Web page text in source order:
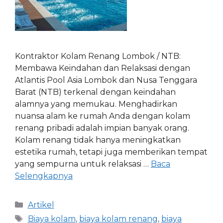
Kontraktor Kolam Renang Lombok / NTB:
Membawa Keindahan dan Relaksasi dengan
Atlantis Pool Asia Lombok dan Nusa Tenggara
Barat (NTB) terkenal dengan keindahan
alamnya yang memukau. Menghadirkan
nuansa alam ke rumah Anda dengan kolam
renang pribadi adalah impian banyak orang.
Kolam renang tidak hanya meningkatkan
estetika rumah, tetapi juga memberikan tempat
yang sempurna untuk relaksasi … Baca
Selengkapnya
Artikel
Biaya kolam, biaya kolam renang, biaya